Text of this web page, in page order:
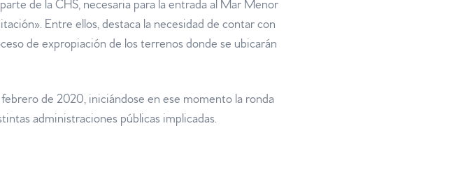
de la CHS, necesaria para la entrada al Mar Menor
Entre ellos, destaca la necesidad de contar con
de expropiación de los terrenos donde se ubicarán
de 2020, iniciándose en ese momento la ronda
administraciones públicas implicadas.